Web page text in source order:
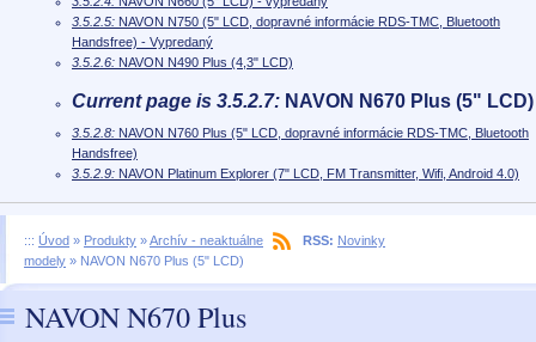
3.5.2.5: NAVON N750 (5" LCD, dopravné informácie RDS-TMC, Bluetooth
Handsfree) - Vypredaný
3.5.2.6: NAVON N490 Plus (4,3" LCD)
Current page is 3.5.2.7: NAVON N670 Plus (5" LCD)
3.5.2.8: NAVON N760 Plus (5" LCD, dopravné informácie RDS-TMC, Bluetooth
Handsfree)
3.5.2.9: NAVON Platinum Explorer (7" LCD, FM Transmitter, Wifi, Android 4.0)
RSS: Novinky
::: Úvod » Produkty »Archív - neaktuálne
modely » NAVON N670 Plus (5" LCD)
NAVON N670 Plus